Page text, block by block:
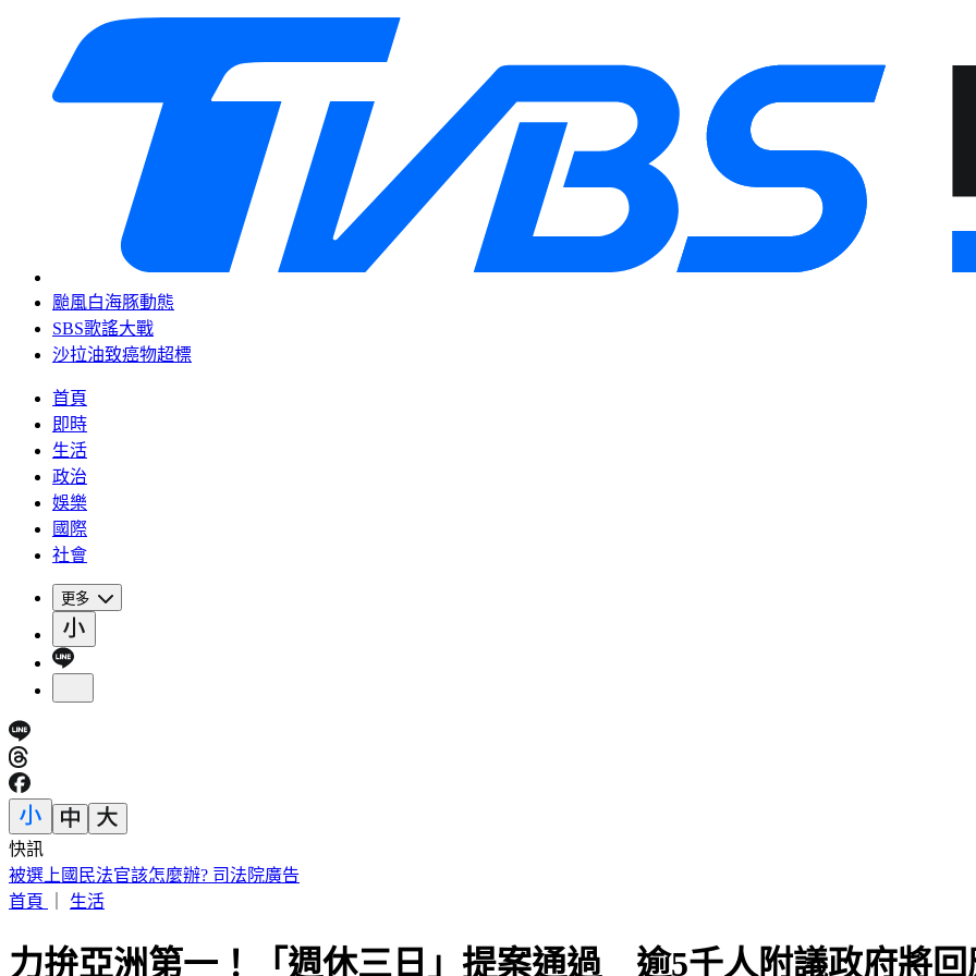
颱風白海豚動態
SBS歌謠大戰
沙拉油致癌物超標
首頁
即時
生活
政治
娛樂
國際
社會
更多
快訊
IU無預警召喚前男友 韓網替「她」心疼：很不舒服
首頁
生活
力拚亞洲第一！「週休三日」提案通過 逾5千人附議政府將回